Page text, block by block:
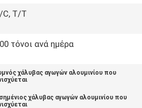
C, T/T
τόνοι ανά ημέρα
χάλυβας αγωγών αλουμινίου που
χάλυβας αγωγών αλουμινίου που